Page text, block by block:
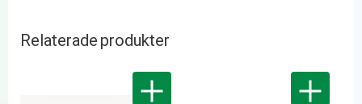
Relaterade produkter